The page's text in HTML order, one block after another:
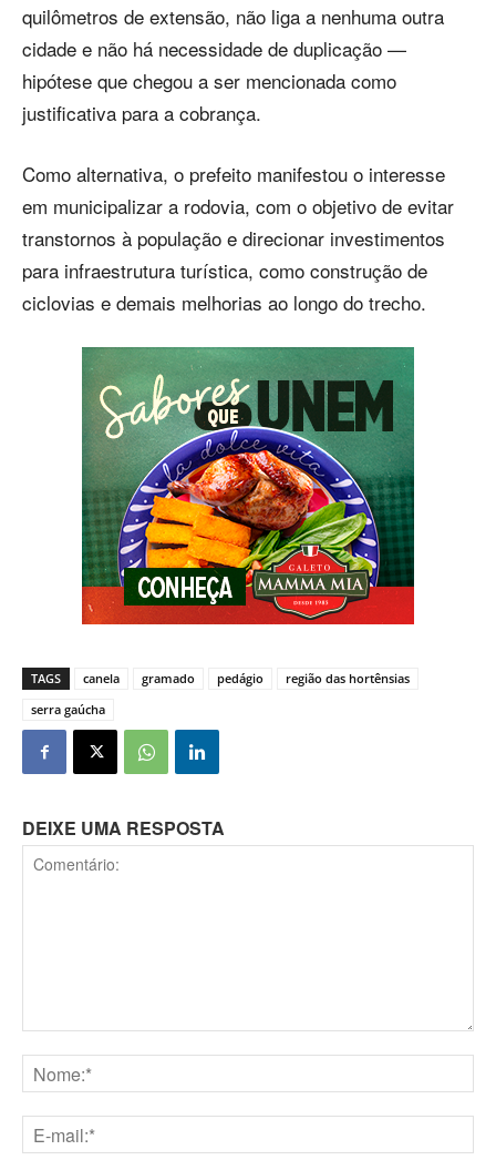
quilômetros de extensão, não liga a nenhuma outra
cidade e não há necessidade de duplicação —
hipótese que chegou a ser mencionada como
justificativa para a cobrança.
Como alternativa, o prefeito manifestou o interesse
em municipalizar a rodovia, com o objetivo de evitar
transtornos à população e direcionar investimentos
para infraestrutura turística, como construção de
ciclovias e demais melhorias ao longo do trecho.
TAGS canela gramado pedágio
região das hortênsias
serra gaúcha
DEIXE UMA RESPOSTA